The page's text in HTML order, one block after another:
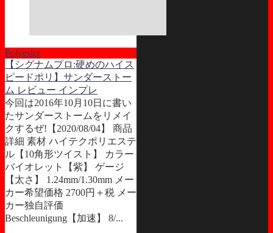
Polyester
【シグナムプロ:硬めのハイス
ピードポリ】サンダーストー
ム レビュー インプレ
今回は2016年10月10日に書い
たサンダーストームをリメイ
クするぜ!【2020/08/04】 商品
詳細 素材 ハイテクポリエステ
ル【10角形ツイスト】 カラー
バイオレット【紫】 ゲージ
【太さ】 1.24mm/1.30mm メー
カー希望価格 2700円＋税 メー
カー独自評価
Beschleunigung【加速】 8/...